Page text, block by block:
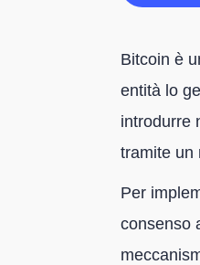
Bitcoin è
entità lo
introdurre
tramite un
Per
consenso